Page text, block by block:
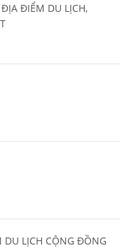
ĐIỂM DU LỊCH,
DU LỊCH CỘNG ĐỒNG